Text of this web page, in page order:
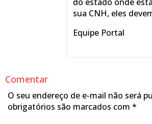
sua CNH, eles
Equipe Portal
Comentar
O seu endereço de e-mail não será
obrigatórios são marcados com *